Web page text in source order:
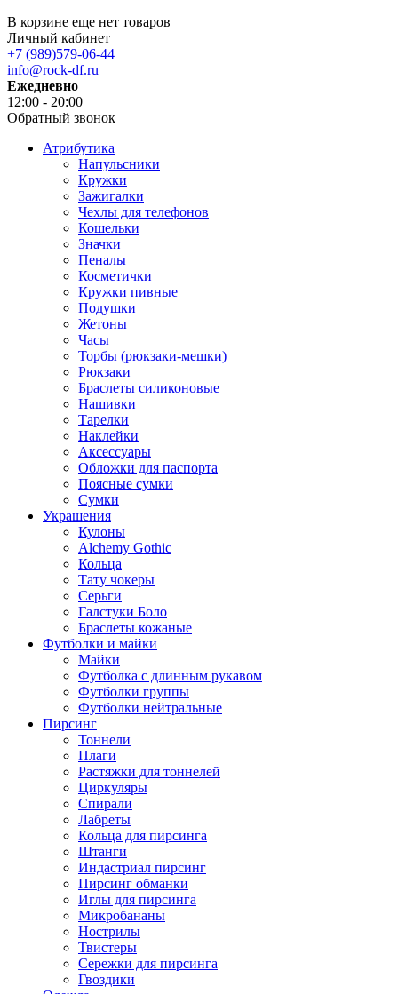
В корзине еще нет товаров
Личный кабинет
+7 (989)579-06-44
info@rock-df.ru
Ежедневно
12:00 - 20:00
Обратный звонок
Атрибутика
Напульсники
Кружки
Зажигалки
Чехлы для телефонов
Кошельки
Значки
Пеналы
Косметички
Кружки пивные
Подушки
Жетоны
Часы
Торбы (рюкзаки-мешки)
Рюкзаки
Браслеты силиконовые
Нашивки
Тарелки
Наклейки
Аксессуары
Обложки для паспорта
Поясные сумки
Сумки
Украшения
Кулоны
Alchemy Gothic
Кольца
Тату чокеры
Серьги
Галстуки Боло
Браслеты кожаные
Футболки и майки
Майки
Футболка с длинным рукавом
Футболки группы
Футболки нейтральные
Пирсинг
Тоннели
Плаги
Растяжки для тоннелей
Циркуляры
Спирали
Лабреты
Кольца для пирсинга
Штанги
Индастриал пирсинг
Пирсинг обманки
Иглы для пирсинга
Микробананы
Нострилы
Твистеры
Сережки для пирсинга
Гвоздики